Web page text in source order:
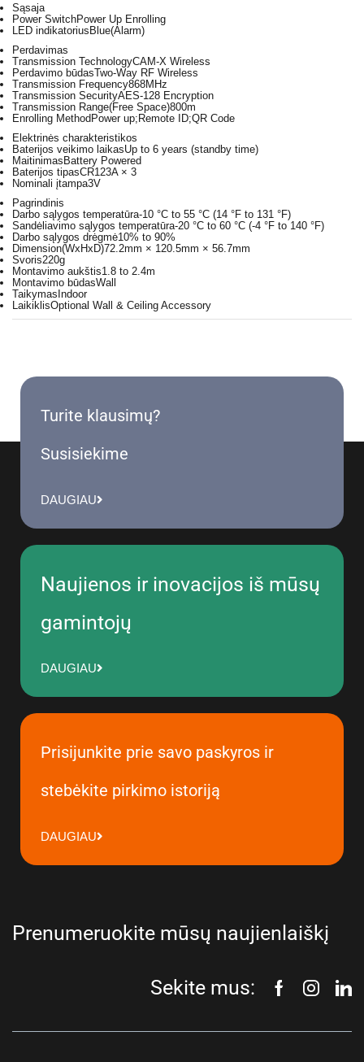
Sąsaja
Power SwitchPower Up Enrolling
LED indikatoriusBlue(Alarm)
Perdavimas
Transmission TechnologyCAM-X Wireless
Perdavimo būdasTwo-Way RF Wireless
Transmission Frequency868MHz
Transmission SecurityAES-128 Encryption
Transmission Range(Free Space)800m
Enrolling MethodPower up;Remote ID;QR Code
Elektrinės charakteristikos
Baterijos veikimo laikasUp to 6 years (standby time)
MaitinimasBattery Powered
Baterijos tipasCR123A × 3
Nominali įtampa3V
Pagrindinis
Darbo sąlygos temperatūra-10 °C to 55 °C (14 °F to 131 °F)
Sandėliavimo sąlygos temperatūra-20 °C to 60 °C (-4 °F to 140 °F)
Darbo sąlygos drėgmė10% to 90%
Dimension(WxHxD)72.2mm × 120.5mm × 56.7mm
Svoris220g
Montavimo aukštis1.8 to 2.4m
Montavimo būdasWall
TaikymasIndoor
LaikiklisOptional Wall & Ceiling Accessory
Turite klausimų?
Susisiekime
DAUGIAU
Naujienos ir inovacijos iš mūsų
gamintojų
DAUGIAU
Prisijunkite prie savo paskyros ir
stebėkite pirkimo istoriją
DAUGIAU
Prenumeruokite mūsų naujienlaiškį
Sekite mus: